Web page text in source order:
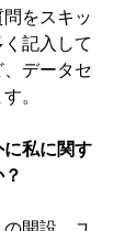
をスキッ
記入して
、データセ
。
私に関す